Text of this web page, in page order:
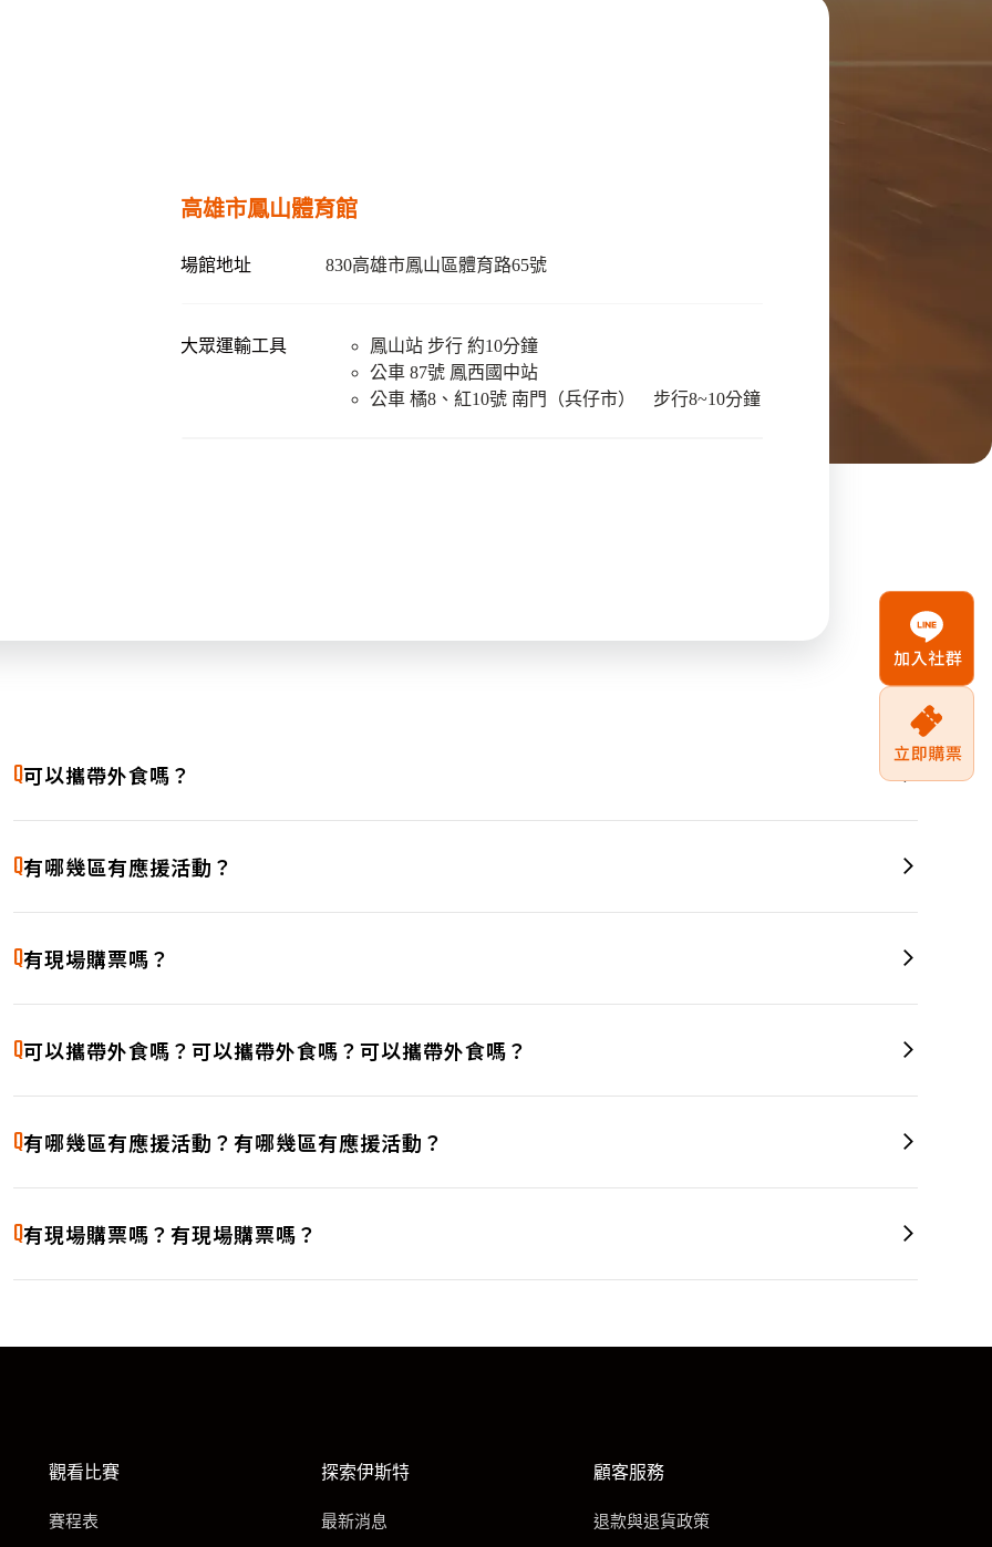
高雄市鳳山體育館
場館地址 830高雄市鳳山區體育路65號
大眾運輸工具
鳳山站 步行 約10分鐘
公車 87號 鳳西國中站
公車 橘8、紅10號 南門（兵仔市） 步行8~10分鐘
Q可以攜帶外食嗎？
文字測試文字測試文字測試文字測試文字測試文字測試文字測試文字
Q有哪幾區有應援活動？
文字測試文字測試文字測試文字測試文字測試文字測試文字測試文字
Q有現場購票嗎？
文字測試文字測試文字測試文字測試文字測試文字測試文字測試文字
Q可以攜帶外食嗎？可以攜帶外食嗎？可以攜帶外食嗎？
文字測試文字測試文字測試文字測試文字測試文字測試文字測試文字
Q有哪幾區有應援活動？有哪幾區有應援活動？
文字測試文字測試文字測試文字測試文字測試文字測試文字測試文字
Q有現場購票嗎？有現場購票嗎？
觀看比賽
賽程表
探索伊斯特
最新消息
顧客服務
退款與退貨政策